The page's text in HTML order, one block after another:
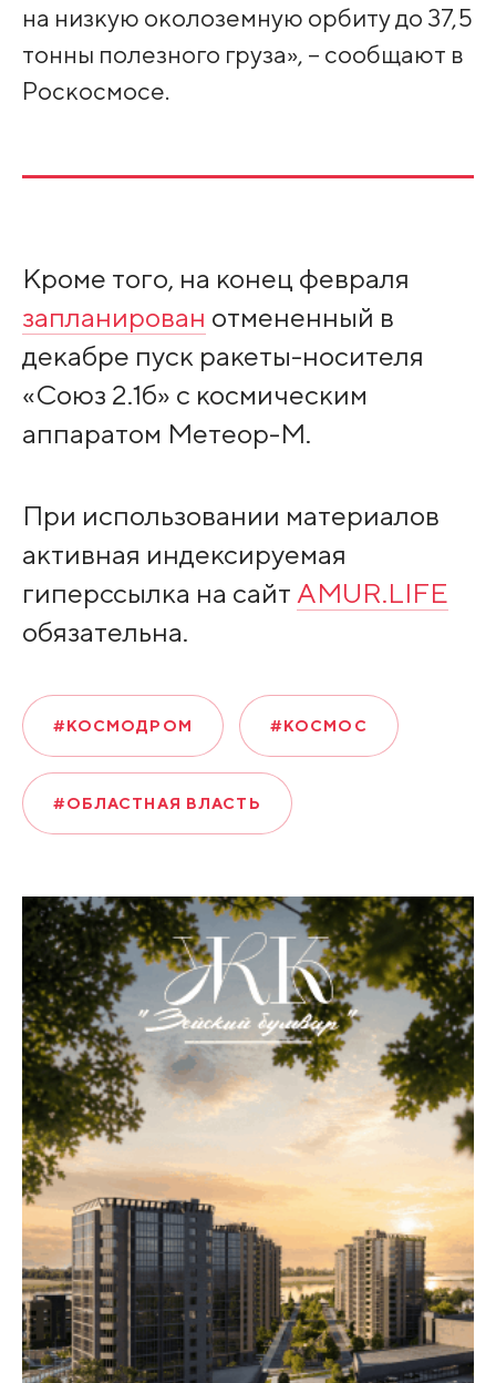
на низкую околоземную орбиту до 37,5
тонны полезного груза», – сообщают в
Роскосмосе.
Кроме того, на конец февраля
запланирован отмененный в
декабре пуск ракеты-носителя
«Союз 2.1б» с космическим
аппаратом Метеор-М.
При использовании материалов
активная индексируемая
гиперссылка на сайт AMUR.LIFE
обязательна.
#КОСМОДРОМ #КОСМОС
#ОБЛАСТНАЯ ВЛАСТЬ